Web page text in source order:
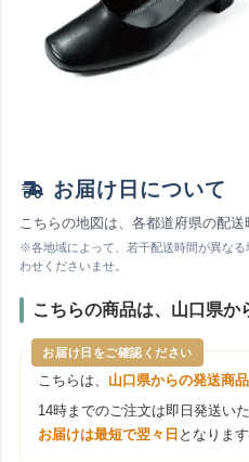
お届け日について
こちらの地図は、各都道府県の配送
※各地域によって、若干配送時間が異な
わせくださいませ。
こちらの商品は、山口県か
お届け日をご確認ください
こちらは、 山口県からの発送商品
14時までのご注文は即日発送い
お届けは最短で翌々日 となりま